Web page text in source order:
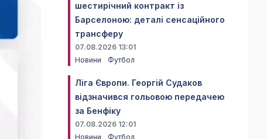
шестирічний контракт із
Барселоною: деталі сенсаційного
трансферу
07.08.2026 13:01
Новини
Футбол
Ліга Європи. Георгій Судаков
відзначився гольовою передачею
за Бенфіку
07.08.2026 12:01
Новини
Футбол